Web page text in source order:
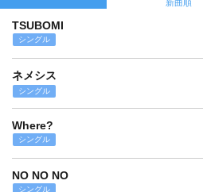
新曲順
TSUBOMI
シングル
ネメシス
シングル
Where?
シングル
NO NO NO
シングル